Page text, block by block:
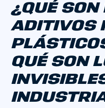
¿QUÉ SON
ADITIVOS
QUÉ SON